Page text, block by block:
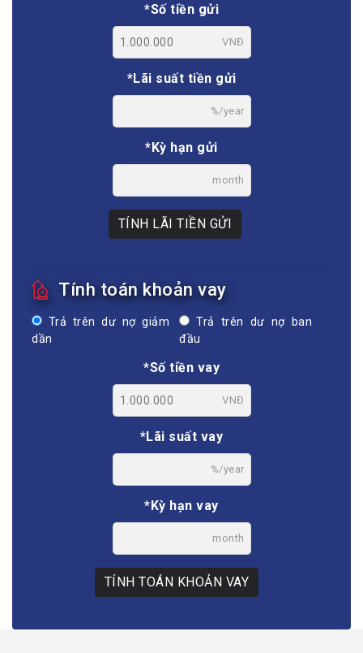
*Số tiền gửi
VNĐ
*Lãi suất tiền gửi
%/year
*Kỳ hạn gửi
month
TÍNH LÃI TIỀN GỬI
Tính toán khoản vay
Trả trên dư nợ giảm
dần
Trả trên dư nợ ban
đầu
*Số tiền vay
VNĐ
*Lãi suất vay
%/year
*Kỳ hạn vay
month
TÍNH TOÁN KHOẢN VAY